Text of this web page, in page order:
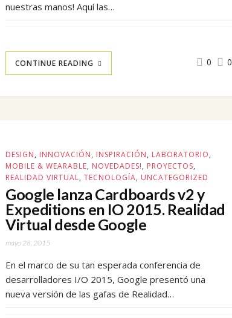
nuestras manos! Aquí las…
CONTINUE READING 0 0
DESIGN, INNOVACIÓN, INSPIRACIÓN, LABORATORIO,
MOBILE & WEARABLE, NOVEDADES!, PROYECTOS,
REALIDAD VIRTUAL, TECNOLOGÍA, UNCATEGORIZED
Google lanza Cardboards v2 y
Expeditions en IO 2015. Realidad
Virtual desde Google
mayo 28, 2015
En el marco de su tan esperada conferencia de
desarrolladores I/O 2015, Google presentó una
nueva versión de las gafas de Realidad…